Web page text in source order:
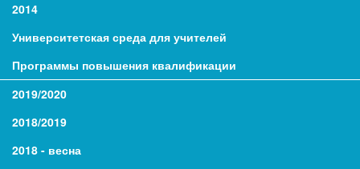
2014
Университетская среда для учителей
Программы повышения квалификации
2019/2020
2018/2019
2018 - весна